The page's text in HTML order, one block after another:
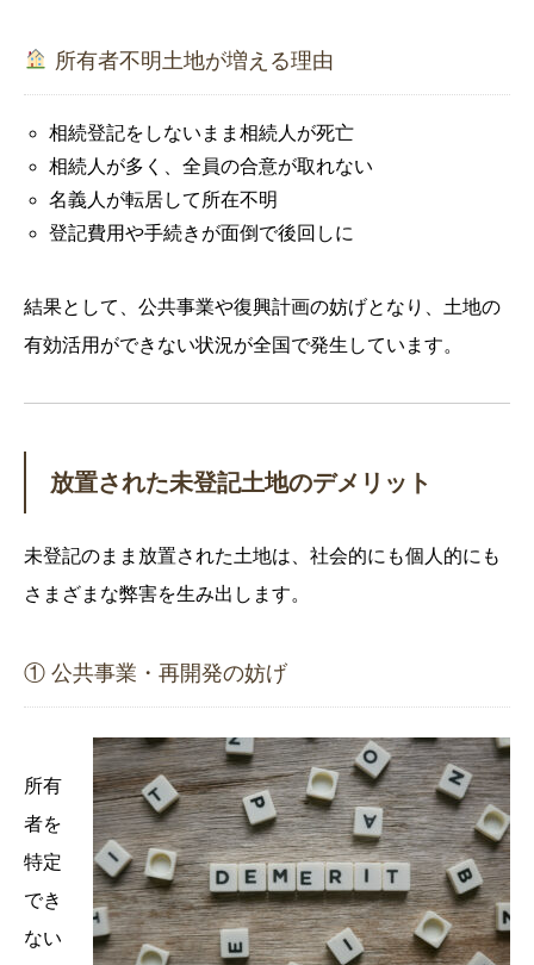
所有者不明土地が増える理由
相続登記をしないまま相続人が死亡
相続人が多く、全員の合意が取れない
名義人が転居して所在不明
登記費用や手続きが面倒で後回しに
結果として、公共事業や復興計画の妨げとなり、土地の
有効活用ができない状況が全国で発生しています。
放置された未登記土地のデメリット
未登記のまま放置された土地は、社会的にも個人的にも
さまざまな弊害を生み出します。
① 公共事業・再開発の妨げ
所有
者を
特定
でき
ない